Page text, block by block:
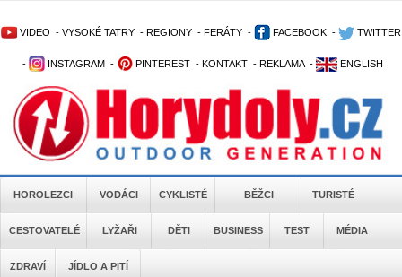
VIDEO - VYSOKÉ TATRY - REGIONY - FERÁTY - FACEBOOK - TWITTER
- INSTAGRAM - PINTEREST - KONTAKT - REKLAMA - ENGLISH
HOROLEZCI VODÁCI CYKLISTÉ BĚŽCI TURISTÉ
CESTOVATELÉ LYŽAŘI DĚTI BUSINESS TEST MÉDIA
ZDRAVÍ JÍDLO A PITÍ